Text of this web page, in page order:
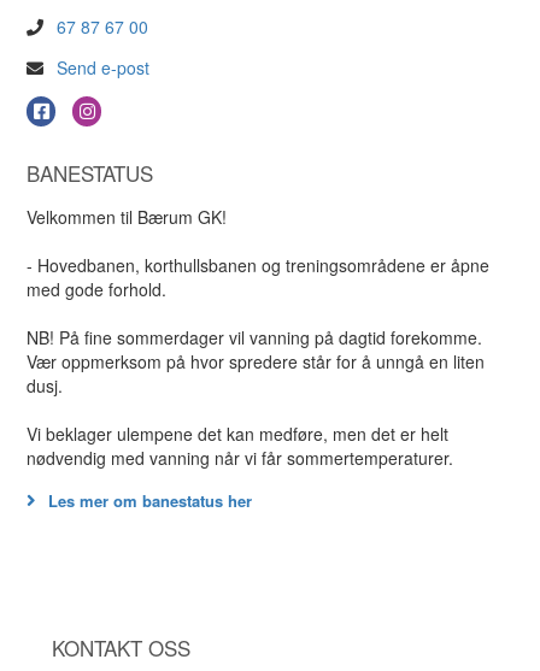
67 87 67 00
Send e-post
BANESTATUS
Velkommen til Bærum GK!
- Hovedbanen, korthullsbanen og treningsområdene er åpne
med gode forhold.
NB! På fine sommerdager vil vanning på dagtid forekomme.
Vær oppmerksom på hvor spredere står for å unngå en liten
dusj.
Vi beklager ulempene det kan medføre, men det er helt
nødvendig med vanning når vi får sommertemperaturer.
Les mer om banestatus her
KONTAKT OSS